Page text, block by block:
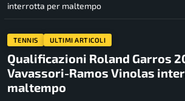
interrotta per maltempo
TENNIS ULTIMI ARTICOLI
Qualificazioni Roland Garros
Vavassori-Ramos Vinolas
maltempo